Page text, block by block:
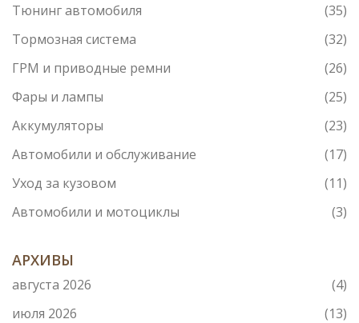
Тюнинг автомобиля
(35)
Тормозная система
(32)
ГРМ и приводные ремни
(26)
Фары и лампы
(25)
Аккумуляторы
(23)
Автомобили и обслуживание
(17)
Уход за кузовом
(11)
Автомобили и мотоциклы
(3)
АРХИВЫ
августа 2026
(4)
июля 2026
(13)